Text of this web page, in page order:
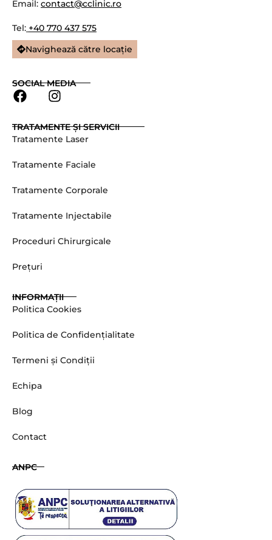
Email: contact@cclinic.ro
Tel: +40 770 437 575
Navighează către locație
SOCIAL MEDIA
F
a
c
e
o
k
I
s
t
g
a
TRATAMENTE ȘI SERVICII
Tratamente Laser
Tratamente Faciale
Tratamente Corporale
Tratamente Injectabile
Proceduri Chirurgicale
Prețuri
INFORMAȚII
Politica Cookies
Politica de Confidențialitate
Termeni și Condiții
Echipa
Blog
Contact
ANPC